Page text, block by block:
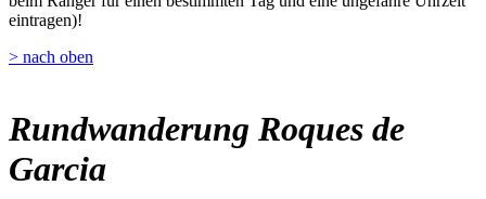
eintragen)!
> nach oben
Rundwanderung Roques de
Garcia